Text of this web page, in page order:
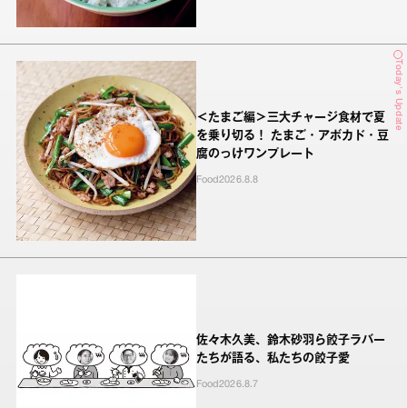
Today's Update
＜たまご編＞三大チャージ食材で夏
を乗り切る！ たまご・アボカド・豆
腐のっけワンプレート
Food2026.8.8
佐々木久美、鈴木砂羽ら餃子ラバー
たちが語る、私たちの餃子愛
Food2026.8.7